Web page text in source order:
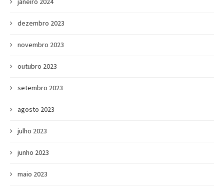
dezembro 2023
novembro 2023
outubro 2023
setembro 2023
agosto 2023
julho 2023
junho 2023
maio 2023